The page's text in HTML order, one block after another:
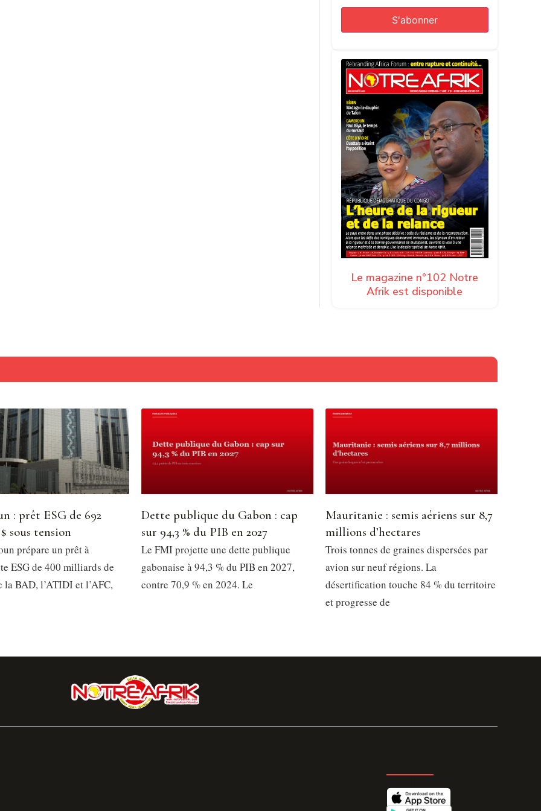
les capacités de raffinage et renforcer les réserves stratégiques de
infrastructures nécessite des investissements de plusieurs
Le magazine n°102 Notre
Afrik est disponible
: prêt ESG de 692
sous tension
prépare un prêt à
ESG de 400 milliards de
la BAD, l’ATIDI et l’AFC,
Dette publique du Gabon : cap
sur 94,3 % du PIB en 2027
Le FMI projette une dette publique
gabonaise à 94,3 % du PIB en 2027,
contre 70,9 % en 2024. Le
Mauritanie : semis aériens sur 8,7
millions d’hectares
Trois tonnes de graines dispersées par
avion sur neuf régions. La
désertification touche 84 % du territoire
et progresse de